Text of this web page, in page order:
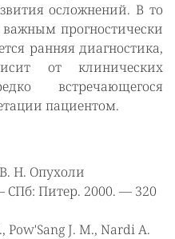
осложнений. В то
прогностически
ранняя диагностика,
от клинических
встречающегося
пациентом.
Н. Опухоли
Питер. 2000. — 320
Pow'Sang J. M., Nardi A.